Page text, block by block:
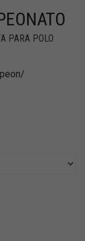
PARA POLO